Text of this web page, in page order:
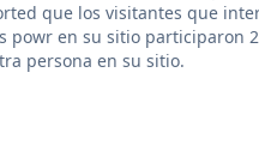
que los visitantes que
powr en su sitio participaron
persona en su sitio.